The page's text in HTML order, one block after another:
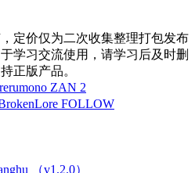
定价仅为二次收集整理打包发布
学习交流使用，请学习后及时删
正版产品。
ZAN 2
FOLLOW